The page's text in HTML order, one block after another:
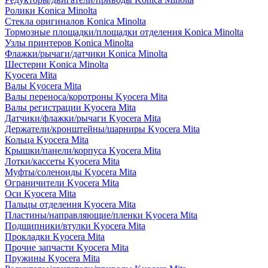
Ролики Konica Minolta
Стекла оригиналов Konica Minolta
Тормозные площадки/площадки отделения Konica Minolta
Узлы принтеров Konica Minolta
Флажки/рычаги/датчики Konica Minolta
Шестерни Konica Minolta
Kyocera Mita
Валы Kyocera Mita
Валы переноса/коротроны Kyocera Mita
Валы регистрации Kyocera Mita
Датчики/флажки/рычаги Kyocera Mita
Держатели/кронштейны/шарниры Kyocera Mita
Кольца Kyocera Mita
Крышки/панели/корпуса Kyocera Mita
Лотки/кассеты Kyocera Mita
Муфты/соленоиды Kyocera Mita
Ограничители Kyocera Mita
Оси Kyocera Mita
Пальцы отделения Kyocera Mita
Пластины/направляющие/пленки Kyocera Mita
Подшипники/втулки Kyocera Mita
Прокладки Kyocera Mita
Прочие запчасти Kyocera Mita
Пружины Kyocera Mita